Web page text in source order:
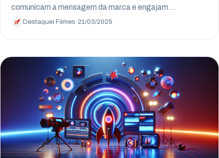
comunicam a mensagem da marca e engajam…
Destaquei Filmes ·21/03/2025